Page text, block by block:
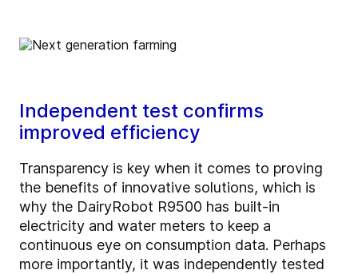
Independent test confirms
improved efficiency
Transparency is key when it comes to proving
the benefits of innovative solutions, which is
why the DairyRobot R9500 has built-in
electricity and water meters to keep a
continuous eye on consumption data. Perhaps
more importantly, it was independently tested